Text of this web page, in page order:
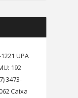
UPA
192
3473-
Caixa